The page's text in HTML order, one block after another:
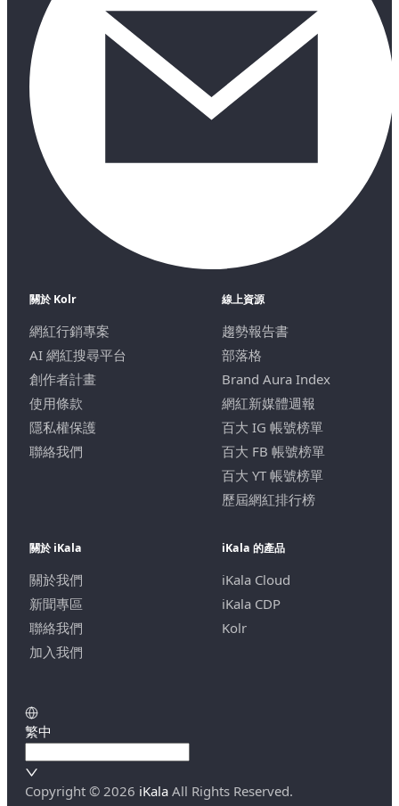
關於 Kolr
網紅行銷專案
AI 網紅搜尋平台
創作者計畫
使用條款
隱私權保護
聯絡我們
線上資源
趨勢報告書
部落格
Brand Aura Index
網紅新媒體週報
百大 IG 帳號榜單
百大 FB 帳號榜單
百大 YT 帳號榜單
歷屆網紅排行榜
關於 iKala
關於我們
新聞專區
聯絡我們
加入我們
iKala 的產品
iKala Cloud
iKala CDP
Kolr
繁中
Copyright © 2026 iKala All Rights Reserved.